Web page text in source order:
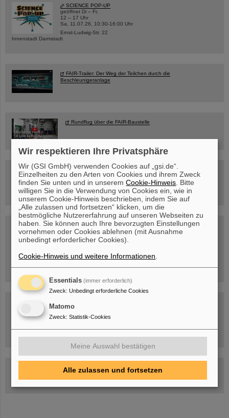
SCIENCE POP-UP
geöffnet Di – Fr,
12 – 17 Uhr
Sa, 11.07.26, 10:30-16:00 Uhr
Ernst-Ludwig-Str. 22
Innenstadt Darmstadt
FAIR-Trailer: Der Weg der Teilchen durch die
Beschleunigeranlage
Rundflug über die FAIR-Baustelle
Besichtigung von GSI/FAIR –
jetzt Termin buchen!
Blog Beam On
Menschen ...hinter GSI und FAIR.
GSI-FAIR Kolloquium
Wir respektieren Ihre Privatsphäre
Wir (GSI GmbH) verwenden Cookies auf „gsi.de“.
Einzelheiten zu den Arten von Cookies und ihrem Zweck
finden Sie unten und in unseremCookie-Hinweis . Bitte
willigen Sie in die Verwendung von Cookies ein, wie in
unserem Cookie-Hinweis beschrieben, indem Sie auf
„Alle zulassen und fortsetzen“ klicken, um die
bestmögliche Nutzererfahrung auf unseren Webseiten zu
haben. Sie können auch Ihre bevorzugten Einstellungen
vornehmen oder Cookies ablehnen (mit Ausnahme
unbedingt erforderlicher Cookies).
Cookie-Hinweis und weitere Informationen
Essentials (immer erforderlich)
Zweck: Unbedingt erforderliche Cookies
Matomo
Zweck: Statistik-Cookies
Meine Auswahl bestätigen
Alle zulassen und fortsetzen